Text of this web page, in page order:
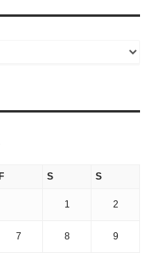
F S S
1 2
7 8 9